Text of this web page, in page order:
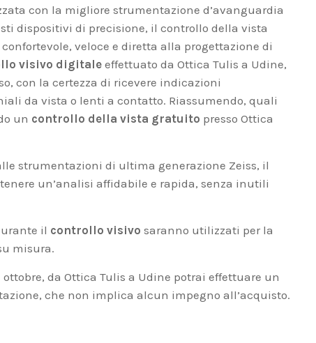
con la migliore strumentazione d’avanguardia
dispositivi di precisione, il controllo della vista
veloce e diretta alla progettazione di
visivo digitale effettuato da Ottica Tulis a Udine,
con la certezza di ricevere indicazioni
da vista o lenti a contatto. Riassumendo, quali
un controllo della vista gratuito presso Ottica
strumentazioni di ultima generazione Zeiss, il
un’analisi affidabile e rapida, senza inutili
il controllo visivo saranno utilizzati per la
misura.
da Ottica Tulis a Udine potrai effettuare un
che non implica alcun impegno all’acquisto.